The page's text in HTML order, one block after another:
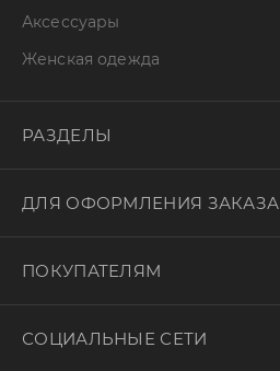
Аксессуары
Женская одежда
РАЗДЕЛЫ
ДЛЯ ОФОРМЛЕНИЯ ЗАКАЗА
ПОКУПАТЕЛЯМ
СОЦИАЛЬНЫЕ СЕТИ